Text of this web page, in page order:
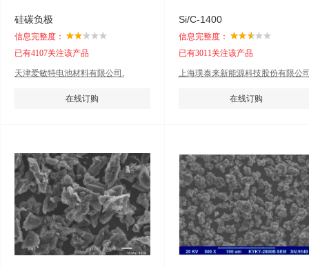
硅碳负极
信息完整度：
已有4107关注该产品
天津爱敏特电池材料有限公司.
在线订购
Si/C-1400
信息完整度：
已有3011关注该产品
上海璞泰来新能源科技股份有限公
在线订购